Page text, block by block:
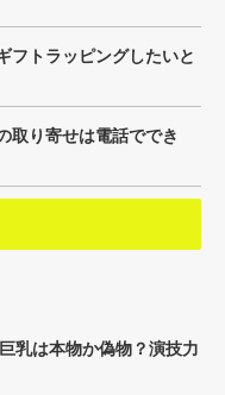
フトラッピングしたいと
取り寄せは電話ででき
乳は本物か偽物？演技力